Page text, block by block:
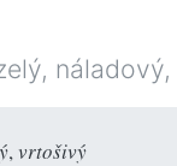
, vrtošivý